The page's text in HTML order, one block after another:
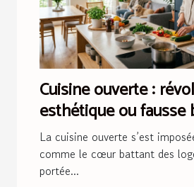
Cuisine ouverte :
esthétique ou fausse
?
La cuisine ouverte s’est
comme le cœur battant des
portée...